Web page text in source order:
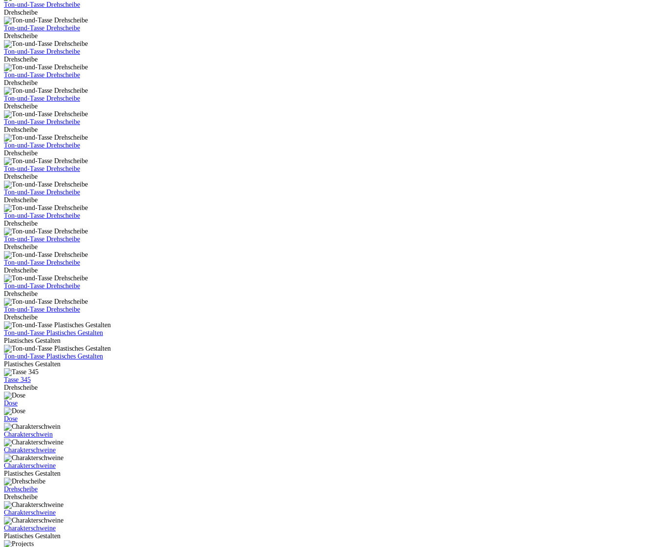
Ton-und-Tasse Drehscheibe
Drehscheibe
Ton-und-Tasse Drehscheibe
Drehscheibe
Ton-und-Tasse Drehscheibe
Drehscheibe
Ton-und-Tasse Drehscheibe
Drehscheibe
Ton-und-Tasse Drehscheibe
Drehscheibe
Ton-und-Tasse Drehscheibe
Drehscheibe
Ton-und-Tasse Drehscheibe
Drehscheibe
Ton-und-Tasse Drehscheibe
Drehscheibe
Ton-und-Tasse Drehscheibe
Drehscheibe
Ton-und-Tasse Drehscheibe
Drehscheibe
Ton-und-Tasse Drehscheibe
Drehscheibe
Ton-und-Tasse Drehscheibe
Drehscheibe
Ton-und-Tasse Drehscheibe
Drehscheibe
Ton-und-Tasse Drehscheibe
Drehscheibe
Ton-und-Tasse Plastisches Gestalten
Plastisches Gestalten
Ton-und-Tasse Plastisches Gestalten
Plastisches Gestalten
Tasse 345
Drehscheibe
Dose
Dose
Charakterschwein
Charakterschweine
Charakterschweine
Plastisches Gestalten
Drehscheibe
Drehscheibe
Charakterschweine
Charakterschweine
Plastisches Gestalten